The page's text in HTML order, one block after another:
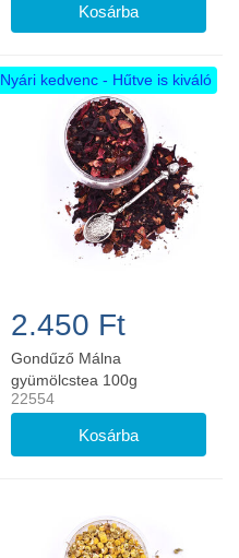
Nyári kedvenc - Hűtve is kiváló
2.450 Ft
Gondűző Málna
gyümölcstea 100g
22554